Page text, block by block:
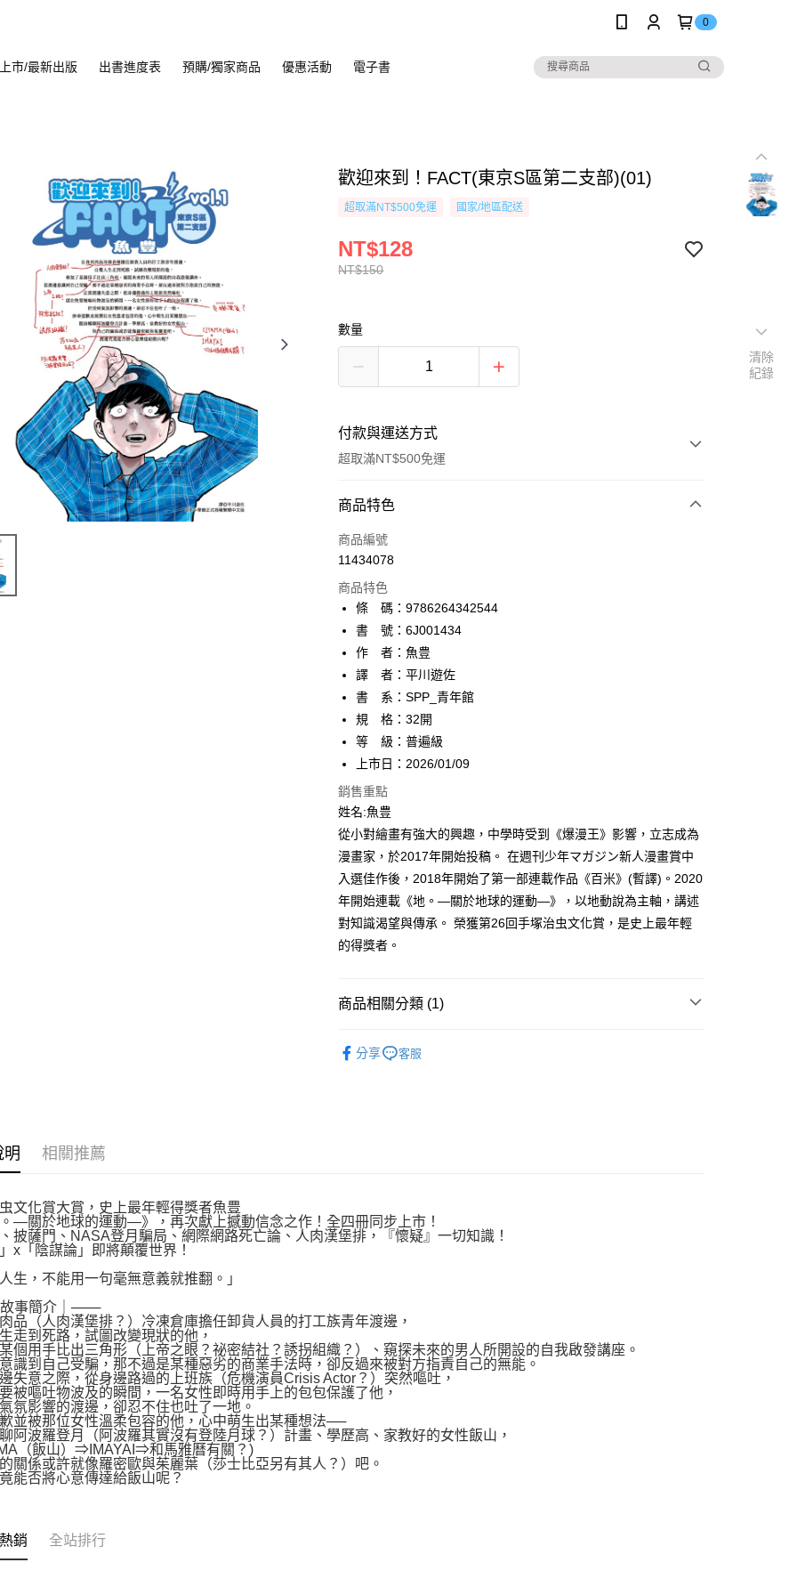
0
市/最新出版 出書進度表 預購/獨家商品 優惠活動 電子書
歡迎來到！FACT(東京S區第二支部)(01)
超取滿NT$500免運 國家/地區配送
NT$150
NT$128
數量
付款與運送方式
超取滿NT$500免運
付款方式
信用卡一次付款
AFTEE先享後付
相關說明
AFTEE先享後付是「在收到商品之後才付款」的支付方式。 讓您購物簡單
便利好安心！
１．簡單：不需註冊會員、不需綁卡、不需儲值。
２．便利：只要手機號碼，簡訊認證，即可結帳。
３．安心：先確認商品／服務後，再付款。
１．於結帳方式選擇「AFTEE先享後付」後，將跳轉至「AFTEE先享後
付」結帳頁面，進行簡訊認證並確認金額後，即可完成結帳。
２．訂單成立數日內，您將收到繳費通知簡訊。
３．收到繳費通知簡訊後14天內，點擊此簡訊中的連結，可透過四大超商
／ATM／網路銀行／等多元方式進行付款，方視為交易完成。
※ 請注意：結帳手續完成當下不需立刻繳費，但若您需要取消訂單，請聯
絡購買商品的店家。未經商家同意取消之訂單仍視為有效，需透過AFTEE
先享後付繳納相關費用。
※ 交易是否成功請以「AFTEE先享後付 」之結帳頁面顯示為準，若有關於
付客戶支援中心」https://netprotections.freshdesk.com/support/home
交易，需依本服務之必要範圍內提供個人資料，並將交易相關給付款項請
求債權轉讓予恩沛科技股份有限公司。
３．未成年的使用者請事先徵得法定代理人或監護人之同意方可使用
ATM付款
運送方式
全家取貨付款
每筆NT$80，滿NT$500(含以上)免運費
付款後全家取貨
每筆NT$80，滿NT$500(含以上)免運費
萊爾富取貨付款
每筆NT$80，滿NT$500(含以上)免運費
付款後萊爾富取貨
每筆NT$80，滿NT$500(含以上)免運費
每筆NT$80，滿NT$500(含以上)免運費
每筆NT$80，滿NT$500(含以上)免運費
商品特色
商品編號
11434078
商品特色
條 碼：9786264342544
書 號：6J001434
作 者：魚豊
譯 者：平川遊佐
書 系：SPP_青年館
規 格：32開
等 級：普遍級
上市日：2026/01/09
銷售重點
姓名:魚豊
從小對繪畫有強大的興趣，中學時受到《爆漫王》影響，立志成為
漫畫家，於2017年開始投稿。 在週刊少年マガジン新人漫畫賞中
入選佳作後，2018年開始了第一部連載作品《百米》(暫譯)。2020
年開始連載《地。—關於地球的運動—》，以地動說為主軸，講述
對知識渴望與傳承。 榮獲第26回手塚治虫文化賞，是史上最年輕
的得獎者。
商品相關分類 (1)
分享
客服
明 相關推薦
文化賞大賞，史上最年輕得獎者魚豊
—關於地球的運動—》，再次獻上撼動信念之作！全四冊同步上市！
披薩門、NASA登月騙局、網際網路死亡論、人肉漢堡排，『懷疑』一切知識！
x「陰謀論」即將顛覆世界！
生，不能用一句毫無意義就推翻。」
事簡介｜───
品（人肉漢堡排？）冷凍倉庫擔任卸貨人員的打工族青年渡邊，
走到死路，試圖改變現狀的他，
個用手比出三角形（上帝之眼？祕密結社？誘拐組織？）、窺探未來的男人所開設的自我啟發講座。
識到自己受騙，那不過是某種惡劣的商業手法時，卻反過來被對方指責自己的無能。
失意之際，從身邊路過的上班族（危機演員Crisis Actor？）突然嘔吐，
被嘔吐物波及的瞬間，一名女性即時用手上的包包保護了他，
氛影響的渡邊，卻忍不住也吐了一地。
並被那位女性溫柔包容的他，心中萌生出某種想法──
阿波羅登月（阿波羅其實沒有登陸月球？）計畫、學歷高、家教好的女性飯山，
（飯山）⇒IMAYAI⇒和馬雅曆有關？)
關係或許就像羅密歐與茱麗葉（莎士比亞另有其人？）吧。
能否將心意傳達給飯山呢？
銷 全站排行
清除
紀錄